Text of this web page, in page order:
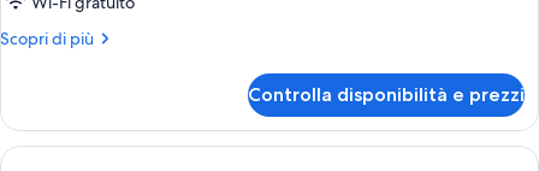
tripla
Scopri di più
Altri
tripla
Controlla disponibilità e prezzi